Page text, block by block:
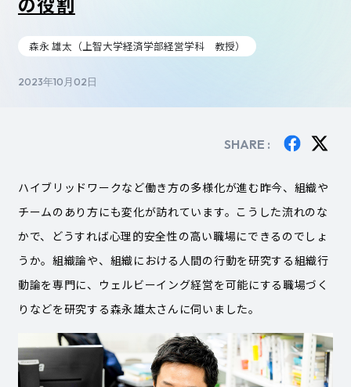
森永 雄太（上智大学経済学部経営学科 教授）
2023年10月02日
SHARE :
ハイブリッドワークなど働き方の多様化が進む昨今、組織や
チームのあり方にも変化が訪れています。こうした流れのな
かで、どうすれば心理的安全性の高い職場にできるのでしょ
うか。組織論や、組織における人間の行動を研究する組織行
動論を専門に、ウェルビーイング経営を可能にする職場づく
りなどを研究する森永雄太さんに伺いました。